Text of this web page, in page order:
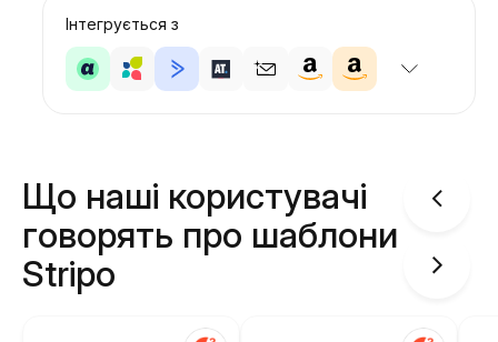
Інтегрується з
Що наші користувачі
говорять про шаблони
Stripo